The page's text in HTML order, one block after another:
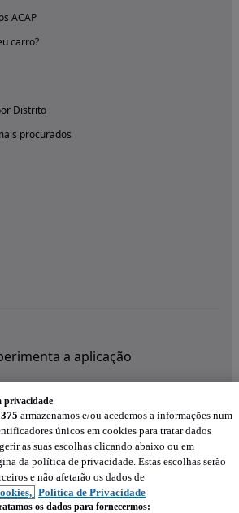
ACAP
carro?
Distrito
procurados
a aplicação
privacidade
375 armazenamos e/ou acedemos a informações num
únicos em cookies para tratar dados
as suas escolhas clicando abaixo ou em
da política de privacidade. Estas escolhas serão
e não afetarão os dados de
Política de Privacidade
os dados para fornecermos: